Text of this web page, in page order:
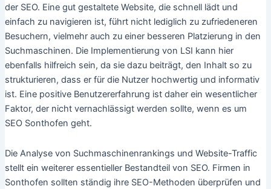
der SEO. Eine gut gestaltete Website, die schnell lädt und
einfach zu navigieren ist, führt nicht lediglich zu zufriedeneren
Besuchern, vielmehr auch zu einer besseren Platzierung in den
Suchmaschinen. Die Implementierung von LSI kann hier
ebenfalls hilfreich sein, da sie dazu beiträgt, den Inhalt so zu
strukturieren, dass er für die Nutzer hochwertig und informativ
ist. Eine positive Benutzererfahrung ist daher ein wesentlicher
Faktor, der nicht vernachlässigt werden sollte, wenn es um
SEO Sonthofen geht.
Die Analyse von Suchmaschinenrankings und Website-Traffic
stellt ein weiterer essentieller Bestandteil von SEO. Firmen in
Sonthofen sollten ständig ihre SEO-Methoden überprüfen und